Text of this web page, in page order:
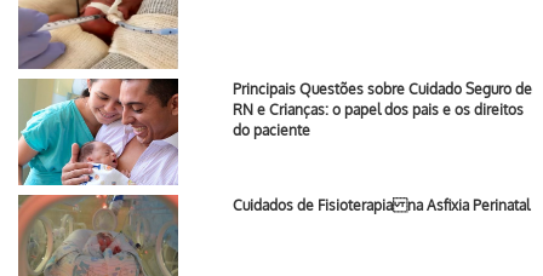
Principais Questões sobre Cuidado Seguro de
RN e Crianças: o papel dos pais e os direitos
do paciente
Cuidados de Fisioterapia na Asfixia Perinatal